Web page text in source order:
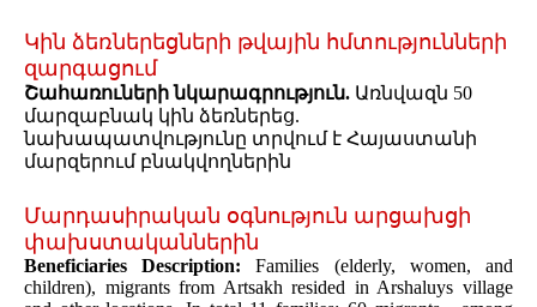
Կին ձեռներեցների թվային հմտությունների
զարգացում
Շահառուների նկարագրություն. Առնվազն 50
մարզաբնակ կին ձեռներեց.
նախապատվությունը տրվում է Հայաստանի
մարզերում բնակվողներին
Մարդասիրական օգնություն արցախցի
փախստականներին
Beneficiaries Description: Families (elderly, women, and
children), migrants from Artsakh resided in Arshaluys village